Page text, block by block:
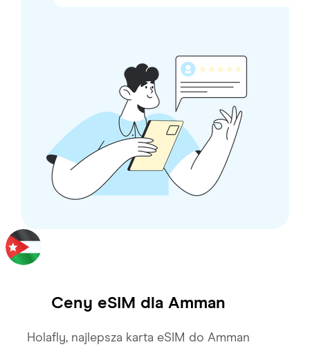
Ceny eSIM dla Amman
Holafly, najlepsza karta eSIM do Amman